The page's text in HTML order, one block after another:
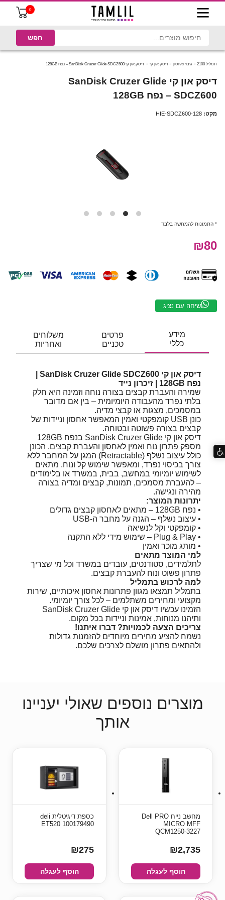
0
תמליל 2100 גיבוי ואחסון דיסק און קי דיסק און קי SanDisk Cruzer Glide SDCZ600 – נפח 128GB
דיסק און קי SanDisk Cruzer Glide
SDCZ600 – נפח 128GB
מקט: HIE-SDCZ600-128
* התמונות להמחשה בלבד
₪80
שיחה עם נציג
מידע
כללי
פרטים
טכניים
משלוחים
ואחריות
נפח 128GB | זיכרון נייד
שמירה והעברת קבצים בצורה נוחה וזמינה היא חלק
בלתי נפרד מהעבודה היומיומית – בין אם מדובר
במסמכים, מצגות או קבצי מדיה.
כונן USB קומפקטי ואמין המאפשר אחסון וניידות של
קבצים בצורה פשוטה ובטוחה.
דיסק און קי SanDisk Cruzer Glide בנפח 128GB
מספק פתרון נוח ואמין לאחסון והעברת קבצים. הכונן
כולל עיצוב נשלף (Retractable) המגן על המחבר ללא
צורך בכיסוי נפרד, ומאפשר שימוש קל ונוח. מתאים
לשימוש יומיומי במחשב, בבית, במשרד או בלימודים
– להעברת מסמכים, תמונות, קבצים ומדיה בצורה
מהירה ונגישה.
יתרונות המוצר:
• נפח 128GB – מתאים לאחסון קבצים גדולים
• עיצוב נשלף – הגנה על מחבר ה-USB
• קומפקטי וקל לנשיאה
• Plug & Play – שימוש מידי ללא התקנה
• מותג מוכר ואמין
למי המוצר מתאים
לתלמידים, סטודנטים, עובדים במשרד וכל מי שצריך
פתרון פשוט ונוח להעברת קבצים.
למה לרכוש בתמליל
בתמליל תמצאו מגוון פתרונות אחסון איכותיים, שירות
מקצועי ומחירים משתלמים – לכל צורך יומיומי.
הזמינו עכשיו דיסק און קי SanDisk Cruzer Glide
ותיהנו מנוחות, אמינות וניידות בכל מקום.
צריכים הצעה לכמויות? דברו איתנו!
נשמח להציע מחירים מיוחדים להזמנות גדולות
ולהתאים פתרון מושלם לצרכים שלכם.
מוצרים נוספים שאולי יעניינו
אותך
מחשב נייח Dell PRO
MICRO MFF
QCM1250-3227
₪2,735
הוסף לעגלה
כספת ‏דיגיטלית deli
ET520 100179490
₪275
הוסף לעגלה